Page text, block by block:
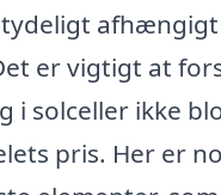
er vigtigt at
i solceller ikke
pris. Her er